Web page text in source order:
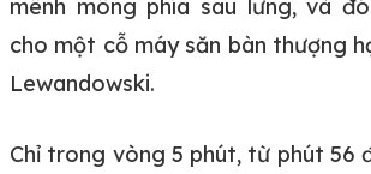
mênh mông phía sau lưng, và
cho một cỗ máy săn bàn thượng
Lewandowski.
Chỉ trong vòng 5 phút, từ phút 56